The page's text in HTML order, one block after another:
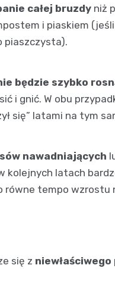
całej bruzdy niż
i piaskiem
piaszczysta).
będzie szybko
i gnić. W obu
się” latami na tym
nawadniających
kolejnych latach
tempo wzrostu
się z